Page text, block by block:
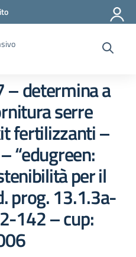
– determina a
serre
fertilizzanti –
“edugreen:
per il
prog. 13.1.3a-
142 – cup: